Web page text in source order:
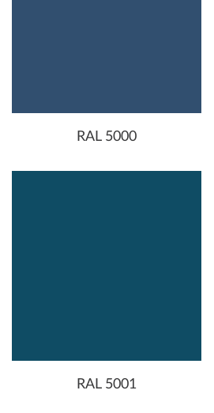
RAL 5000
RAL 5001